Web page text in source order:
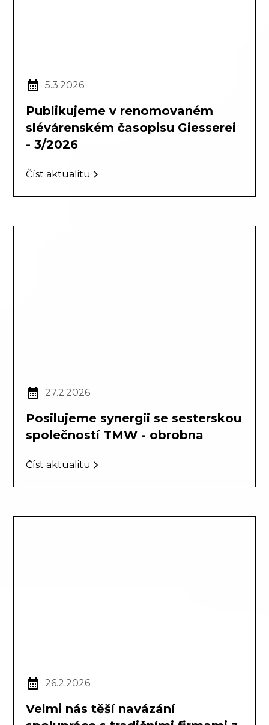
5.3.2026
Publikujeme v renomovaném
slévárenském časopisu Giesserei
- 3/2026
Číst aktualitu
27.2.2026
Posilujeme synergii se sesterskou
společností TMW - obrobna
Číst aktualitu
26.2.2026
Velmi nás těší navázání